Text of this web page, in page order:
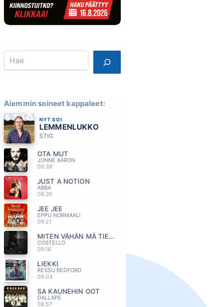
Search
Aiemmin soineet kappaleet:
NYT SOI
LEMMENLUKKO
STIG
OTA MUT
JONNE AARON
09.39
JUST A NOTION
ABBA
09.30
JEE JEE
EPPU NORMAALI
09.21
MITEN VÄHÄN MÄ TIEDÄN
COSTELLO
09.16
LIEKKI
RESSU REDFORD
09.03
SA KAUNEHIN OOT
DALLAPE
08.57